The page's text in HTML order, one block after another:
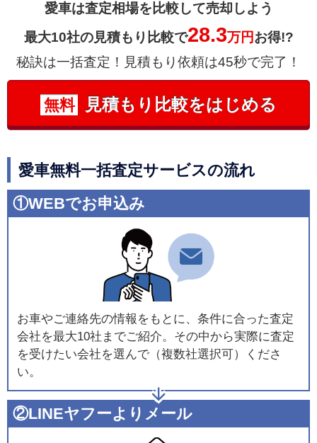
愛車は査定相場を比較して売却しよう
最大10社の見積もり比較で28.3万円お得!?
秘訣は一括査定！見積もり依頼は45秒で完了！
無料 見積もり比較をはじめる
愛車無料一括査定サービスの流れ
①WEBでお申込み
お車やご連絡先の情報をもとに、条件に合った査定
会社を最大10社までご紹介。その中から実際に査定
を受けたい会社を選んで（複数社選択可）くださ
い。
②LINEヤフーよりメール